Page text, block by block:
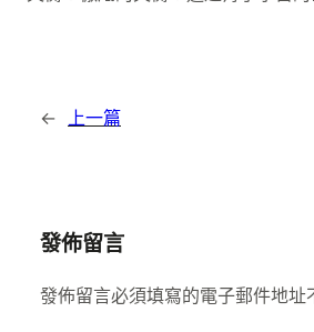
← 上一篇
發佈留言
發佈留言必須填寫的電子郵件地址